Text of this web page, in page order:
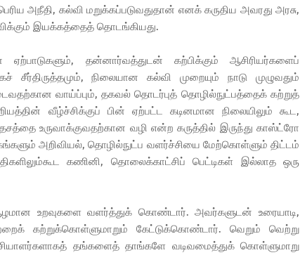
அநீதி, கல்வி மறுக்கப்படுவதுதான் எனக் கருதிய அவரது அரசு,
இயக்கத்தைத் தொடங்கியது.
தன்னார்வத்துடன் கற்பிக்கும் ஆசிரியர்களைப்
சீர்திருத்தமும், நிலையான கல்வி முறையும் நாடு முழுவதும்
வாய்ப்பும், தகவல் தொடர்புத் தொழில்நுட்பத்தைக் கற்றுத்
வீழ்ச்சிக்குப் பின் ஏற்பட்ட கடினமான நிலையிலும் கூட,
உருவாக்குவதற்கான வழி என்ற கருத்தில் இருந்து காஸ்ட்ரோ
அறிவியல், தொழில்நுட்ப வளர்ச்சியை மேற்கொள்ளும் திட்டம்
கணினி, தொலைக்காட்சிப் பெட்டிகள் இல்லாத ஒரு
உறவுகளை வளர்த்துக் கொண்டார். அவர்களுடன் உரையாடி,
கற்றுக்கொள்ளுமாறும் கேட்டுக்கொண்டார். வெறும் வெற்று
தங்களைத் தாங்களே வடிவமைத்துக் கொள்ளுமாறு